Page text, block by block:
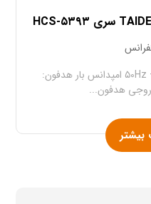
پاسخ فرکانسی هدفون: ۵۰Hz – ۲۰kHz امپدانس بار هدفون:
بیشتر